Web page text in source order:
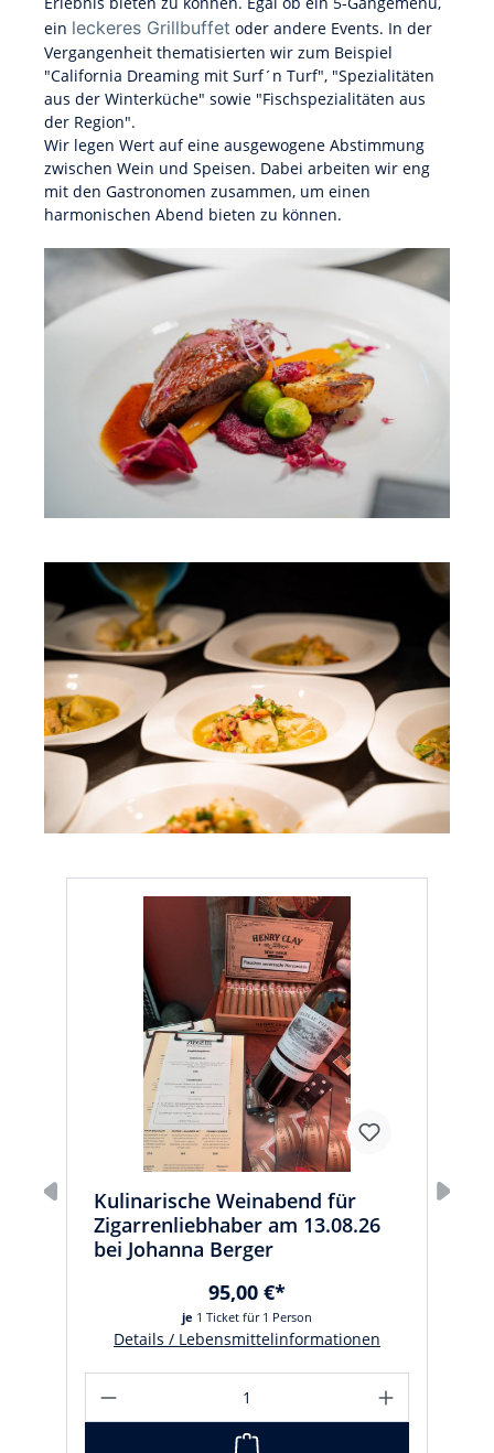
ein leckeres Grillbuffet oder andere Events. In der
Vergangenheit thematisierten wir zum Beispiel
"California Dreaming mit Surf´n Turf", "Spezialitäten
aus der Winterküche" sowie "Fischspezialitäten aus
der Region".
Wir legen Wert auf eine ausgewogene Abstimmung
zwischen Wein und Speisen. Dabei arbeiten wir eng
mit den Gastronomen zusammen, um einen
harmonischen Abend bieten zu können.
Kulinarische Weinabend für
Zigarrenliebhaber am 13.08.26
bei Johanna Berger
je 1 Ticket für 1 Person
95,00 €*
Details / Lebensmittelinformationen